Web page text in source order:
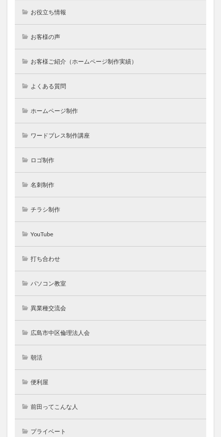
お役立ち情報
お客様の声
お客様ご紹介（ホームページ制作実績）
よくある質問
ホームページ制作
ワードプレス制作講座
ロゴ制作
名刺制作
チラシ制作
YouTube
打ち合わせ
パソコン教室
異業種交流会
広島市中区倫理法人会
朝活
便利屋
前田ってこんな人
プライベート